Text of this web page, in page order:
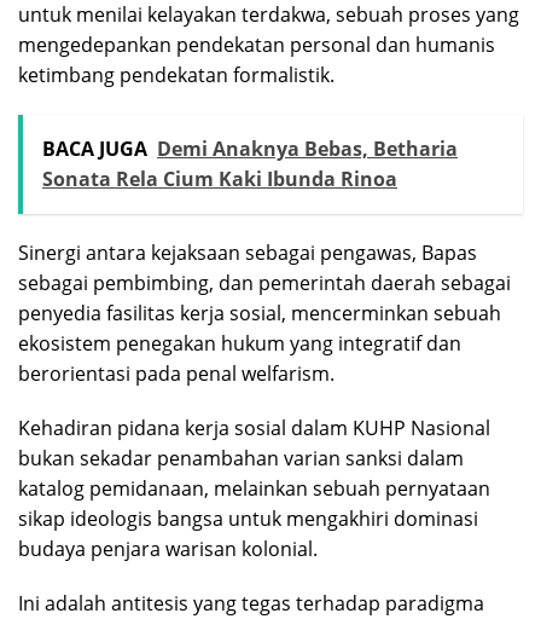
untuk menilai kelayakan terdakwa, sebuah proses yang
mengedepankan pendekatan personal dan humanis
ketimbang pendekatan formalistik.
BACA JUGA Demi Anaknya Bebas, Betharia
Sonata Rela Cium Kaki Ibunda Rinoa
Sinergi antara kejaksaan sebagai pengawas, Bapas
sebagai pembimbing, dan pemerintah daerah sebagai
penyedia fasilitas kerja sosial, mencerminkan sebuah
ekosistem penegakan hukum yang integratif dan
berorientasi pada penal welfarism.
Kehadiran pidana kerja sosial dalam KUHP Nasional
bukan sekadar penambahan varian sanksi dalam
katalog pemidanaan, melainkan sebuah pernyataan
sikap ideologis bangsa untuk mengakhiri dominasi
budaya penjara warisan kolonial.
Ini adalah antitesis yang tegas terhadap paradigma